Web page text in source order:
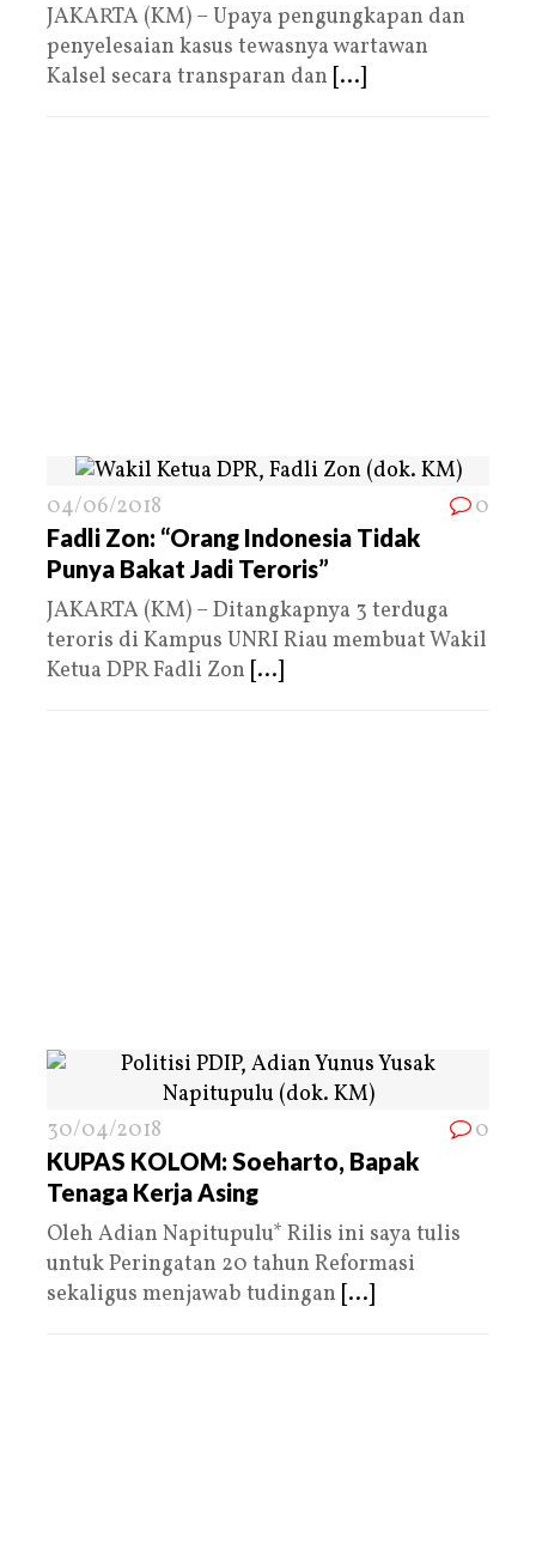
JAKARTA (KM) – Upaya pengungkapan dan
penyelesaian kasus tewasnya wartawan
Kalsel secara transparan dan [...]
04/06/2018 0
Fadli Zon: “Orang Indonesia Tidak
Punya Bakat Jadi Teroris”
JAKARTA (KM) – Ditangkapnya 3 terduga
teroris di Kampus UNRI Riau membuat Wakil
Ketua DPR Fadli Zon [...]
30/04/2018 0
KUPAS KOLOM: Soeharto, Bapak
Tenaga Kerja Asing
Oleh Adian Napitupulu* Rilis ini saya tulis
untuk Peringatan 20 tahun Reformasi
sekaligus menjawab tudingan [...]